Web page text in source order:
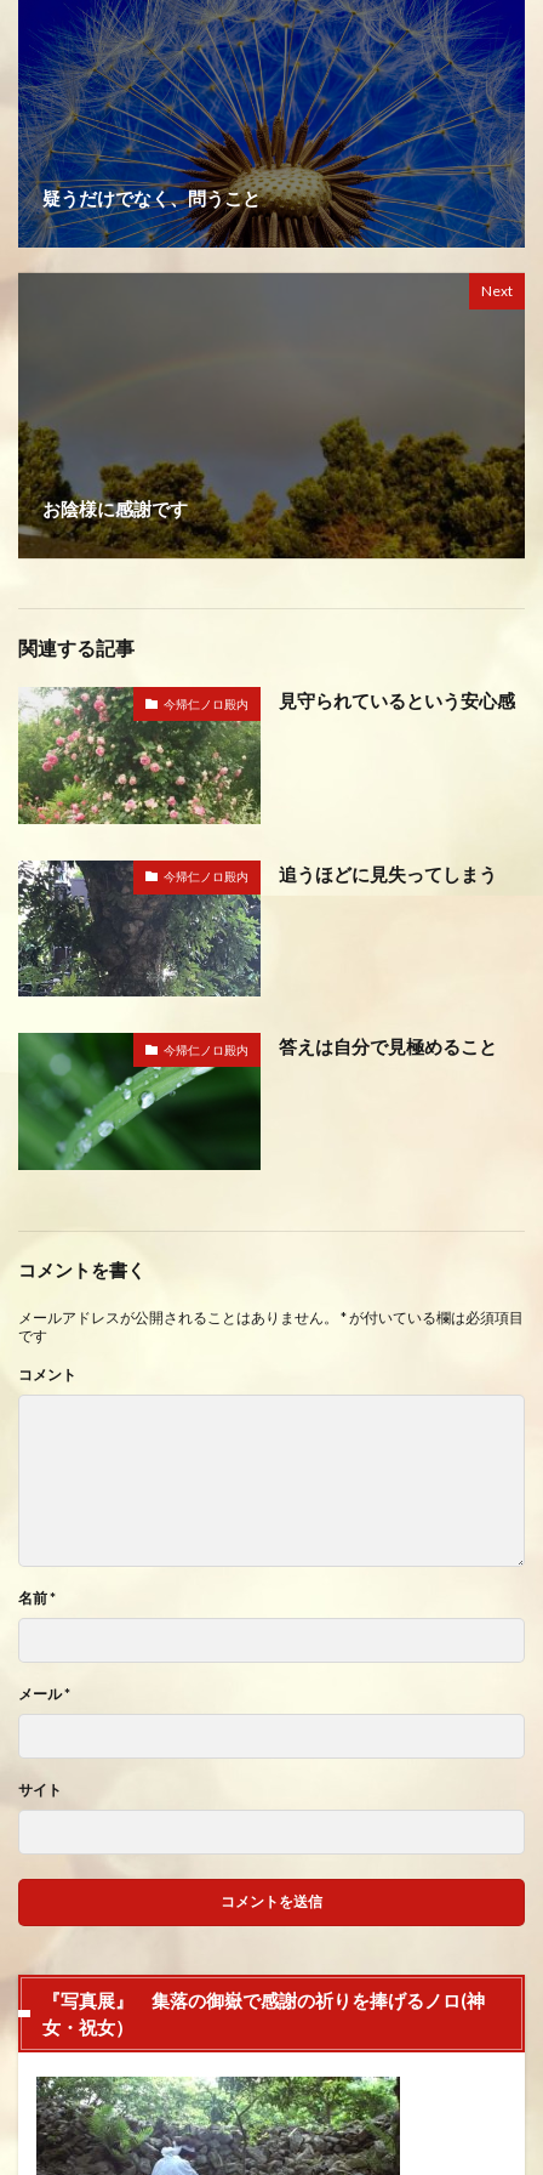
疑うだけでなく、問うこと
Next
お陰様に感謝です
関連する記事
今帰仁ノロ殿内 見守られているという安心感
今帰仁ノロ殿内 追うほどに見失ってしまう
今帰仁ノロ殿内 答えは自分で見極めること
コメントを書く
メールアドレスが公開されることはありません。 *が付いている欄は必須項目
です
コメント
名前*
メール*
サイト
『写真展』 集落の御嶽で感謝の祈りを捧げるノロ(神
女・祝女）